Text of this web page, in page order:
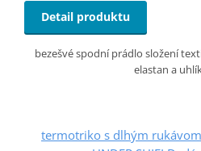
Detail produktu
bezešvé spodní prádlo složení
elastan a
termotriko s dlhým rukávom